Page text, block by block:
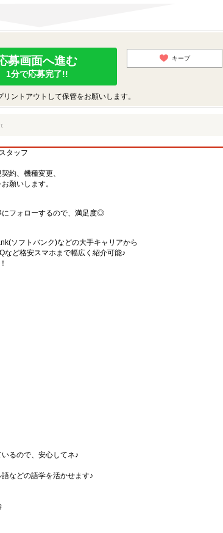
募画面へ進む
1分で応募完了!!
キープ
ントアウトして保管をお願いします。
タッフ
約、機種変更、
願いします。
にフォローするので、満足度◎
ソフトバンク)などの大手キャリアから
など格安スマホまで幅広く紹介可能♪
るので、安心してネ♪
などの語学を活かせます♪